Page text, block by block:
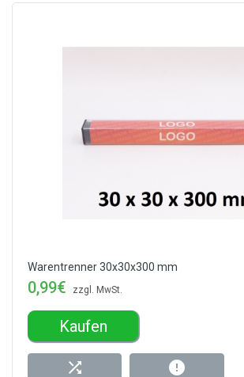
Warentrenner 30x30x300 mm
0,99€ zzgl. MwSt.
Kaufen